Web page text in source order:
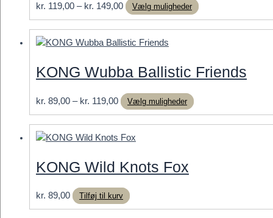
kr. 119,00 – kr. 149,00Prisinterval:
kr. 119,00
kr. 149,00
Vælg muligheder
Dette
vare
Mulighederne
på
KONG Wubba Ballistic Friends
kr. 89,00 – kr. 119,00Prisinterval:
kr. 89,00
kr. 119,00
Vælg muligheder
Dette
vare
på
KONG Wild Knots Fox
kr. 89,00 Tilføj til kurv